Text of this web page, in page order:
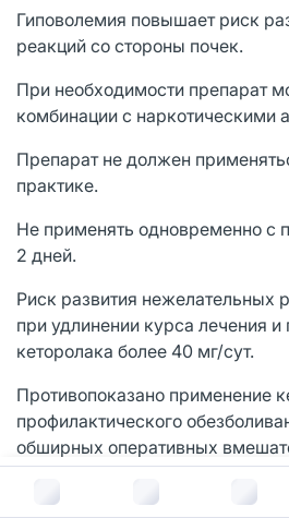
В корзину за
Гиповолемия повышает риск
реакций со стороны почек.
При необходимости препарат
комбинации с наркотическими
Препарат не должен
практике.
Не применять одновременно с
2 дней.
Риск развития нежелательных
при удлинении курса лечения
кеторолака более 40 мг/сут.
Противопоказано применение
профилактического
обширных оперативных
высокого риска кровотечения.